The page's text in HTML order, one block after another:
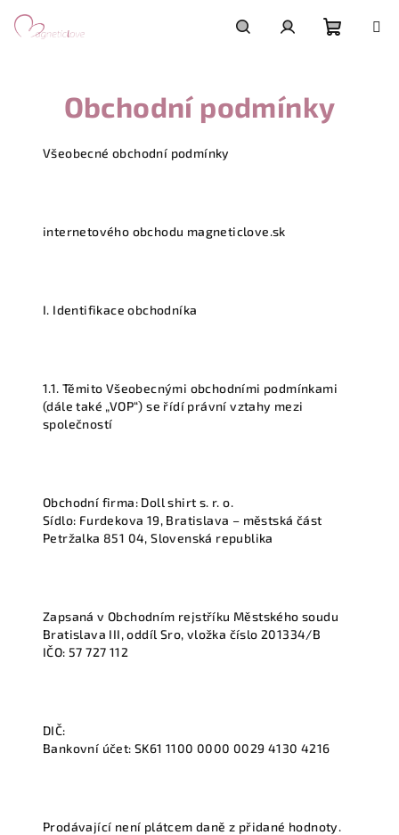
košík
Obchodní podmínky
Všeobecné obchodní podmínky
internetového obchodu magneticlove.sk
I. Identifikace obchodníka
1.1. Těmito Všeobecnými obchodními podmínkami
(dále také „VOP“) se řídí právní vztahy mezi
společností
Obchodní firma: Doll shirt s. r. o.
Sídlo: Furdekova 19, Bratislava – městská část
Petržalka 851 04, Slovenská republika
Zapsaná v Obchodním rejstříku Městského soudu
Bratislava III, oddíl Sro, vložka číslo 201334/B
IČO: 57 727 112
DIČ:
Bankovní účet: SK61 1100 0000 0029 4130 4216
Prodávající není plátcem daně z přidané hodnoty.